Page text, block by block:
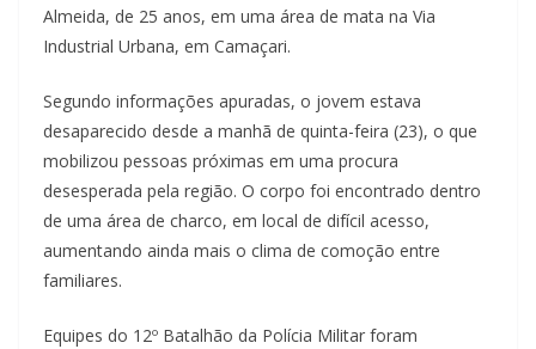
Almeida, de 25 anos, em uma área de mata na Via
Industrial Urbana, em Camaçari.
Segundo informações apuradas, o jovem estava
desaparecido desde a manhã de quinta-feira (23), o que
mobilizou pessoas próximas em uma procura
desesperada pela região. O corpo foi encontrado dentro
de uma área de charco, em local de difícil acesso,
aumentando ainda mais o clima de comoção entre
familiares.
Equipes do 12º Batalhão da Polícia Militar foram